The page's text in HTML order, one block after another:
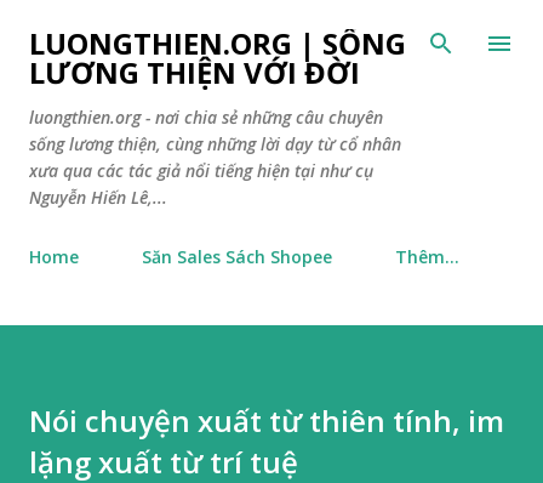
Chuyển đến nội dung chính
LUONGTHIEN.ORG | SỐNG
LƯƠNG THIỆN VỚI ĐỜI
luongthien.org - nơi chia sẻ những câu chuyên
sống lương thiện, cùng những lời dạy từ cổ nhân
xưa qua các tác giả nổi tiếng hiện tại như cụ
Nguyễn Hiến Lê,...
Home Săn Sales Sách Shopee Thêm…
Nói chuyện xuất từ thiên tính, im
lặng xuất từ trí tuệ